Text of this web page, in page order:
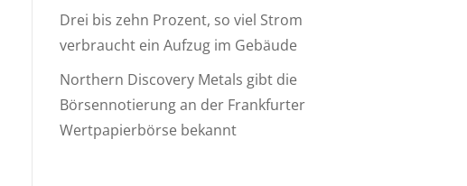
Drei bis zehn Prozent, so viel Strom
verbraucht ein Aufzug im Gebäude
Northern Discovery Metals gibt die
Börsennotierung an der Frankfurter
Wertpapierbörse bekannt